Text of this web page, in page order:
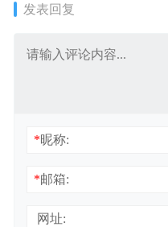
发表回复
*昵称:
*邮箱:
网址: